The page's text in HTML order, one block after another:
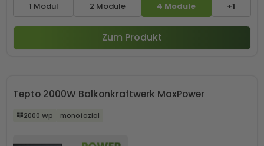
1 Modul 2 Module 4 Module +1
Zum Produkt
Tepto 2000W Balkonkraftwerk MaxPower
2000 Wp monofazial